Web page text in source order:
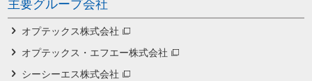
主要グループ会社
オプテックス株式会社
オプテックス・エフエー株式会社
シーシーエス株式会社